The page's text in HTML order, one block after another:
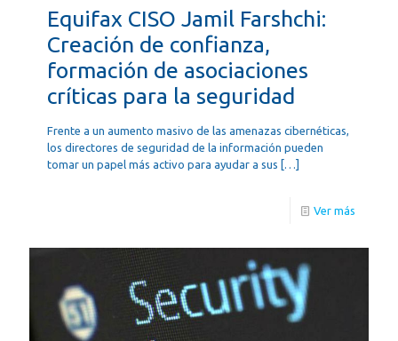
Equifax CISO Jamil Farshchi:
Creación de confianza,
formación de asociaciones
críticas para la seguridad
Frente a un aumento masivo de las amenazas cibernéticas,
los directores de seguridad de la información pueden
tomar un papel más activo para ayudar a sus […]
Ver más